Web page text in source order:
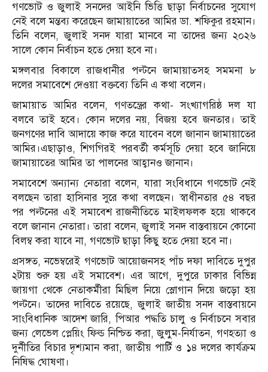
গণভোট ও জুলাই সনদের আইনি ভিত্তি ছাড়া নির্বাচনের সুযোগ
নেই বলে মন্তব্য করেছেন জামায়াতের আমির ডা. শফিকুর রহমান।
তিনি বলেন, জুলাই সনদ যারা মানবে না তাদের জন্য ২০২৬
সালে কোন নির্বাচন হতে দেয়া হবে না।
মঙ্গলবার বিকালে রাজধানীর পল্টনে জামায়াতসহ সমমনা ৮
দলের সমাবেশে দেওয়া বক্তব্যে তিনি এ কথা বলেন।
জামায়াত আমির বলেন, গণতন্ত্রের কথা- সংখ্যাগরিষ্ঠ দল যা
বলবে তাই হবে। কোন দলের নয়, বিজয় হবে জনতার। তাই
জনগণের দাবি আদায়ে কাজ করে যাবেন বলে জানান জামায়াতের
আমির।এছাড়াও, শিগগিরই পরবর্তী কর্মসূচি দেয়া হবে জানিয়ে
জামায়াতের আমির তা পালনের আহ্বানও জানান।
সমাবেশে অন্যান্য নেতারা বলেন, যারা সংবিধানে গণভোট নেই
বলছেন তারা হাসিনার সুরে কথা বলছেন। স্বাধীনতার ৫৪ বছর
পর পল্টনের এই সমাবেশ রাজনীতিতে মাইলফলক হয়ে থাকবে
বলে জানান নেতারা। তারা বলেন, জুলাই সনদ বাস্তবায়নে কোনো
বিলম্ব করা যাবে না, গণভোট ছাড়া কিছু হতে দেয়া হবে না।
প্রসঙ্গত, নভেম্বরেই গণভোট আয়োজনসহ পাঁচ দফা দাবিতে দুপুর
২টায় শুরু হয় এই সমাবেশ। এর আগে, দুপুরে ঢাকার বিভিন্ন
জায়গা থেকে নেতাকর্মীরা মিছিল নিয়ে স্লোগান দিয়ে জড়ো হয়
পল্টনে। তাদের দাবিতে রয়েছে, জুলাই জাতীয় সনদ বাস্তবায়নে
সাংবিধানিক আদেশ জারি, পিআর পদ্ধতি চালু ও নির্বাচনে সবার
জন্য লেভেল প্লেয়িং ফিল্ড নিশ্চিত করা, জুলুম-নির্যাতন, গণহত্যা ও
দুর্নীতির বিচার দৃশ্যমান করা, জাতীয় পার্টি ও ১৪ দলের কার্যক্রম
নিষিদ্ধ ঘোষণা।